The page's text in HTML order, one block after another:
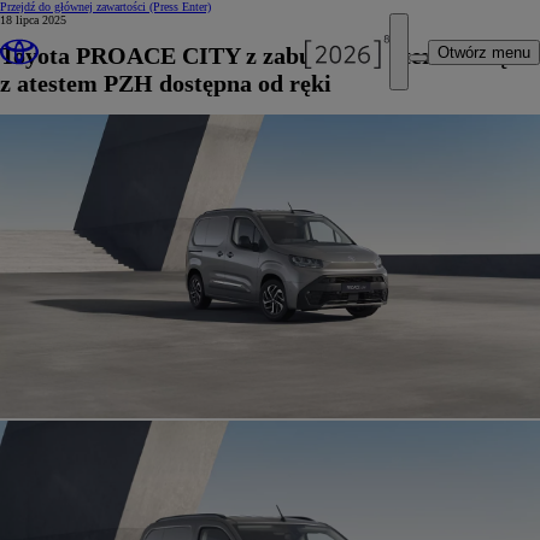
Przejdź do głównej zawartości (Press Enter)
Otwórz menu
18 lipca 2025
Toyota PROACE CITY z zabudową izotermiczną
z atestem PZH dostępna od ręki